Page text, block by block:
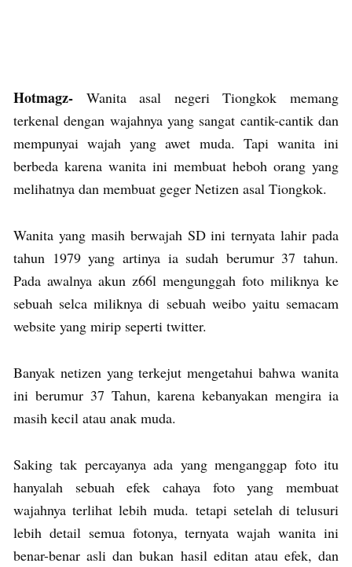
Hotmagz- Wanita asal negeri Tiongkok memang
terkenal dengan wajahnya yang sangat cantik-cantik dan
mempunyai wajah yang awet muda. Tapi wanita ini
berbeda karena wanita ini membuat heboh orang yang
melihatnya dan membuat geger Netizen asal Tiongkok.
Wanita yang masih berwajah SD ini ternyata lahir pada
tahun 1979 yang artinya ia sudah berumur 37 tahun.
Pada awalnya akun z66l mengunggah foto miliknya ke
sebuah selca miliknya di sebuah weibo yaitu semacam
website yang mirip seperti twitter.
Banyak netizen yang terkejut mengetahui bahwa wanita
ini berumur 37 Tahun, karena kebanyakan mengira ia
masih kecil atau anak muda.
Saking tak percayanya ada yang menganggap foto itu
hanyalah sebuah efek cahaya foto yang membuat
wajahnya terlihat lebih muda. tetapi setelah di telusuri
lebih detail semua fotonya, ternyata wajah wanita ini
benar-benar asli dan bukan hasil editan atau efek, dan